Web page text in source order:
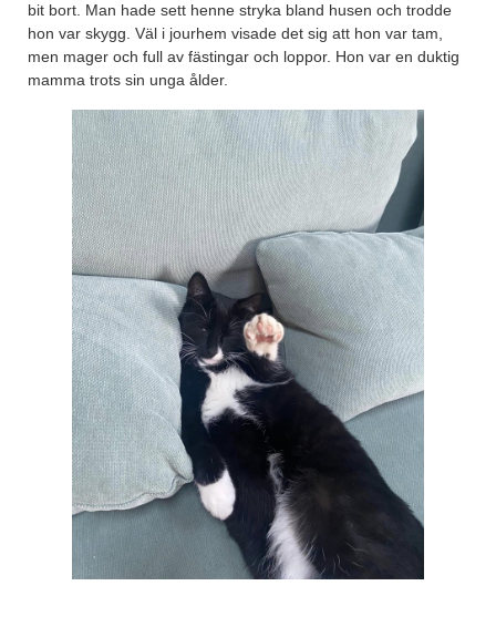
bit bort. Man hade sett henne stryka bland husen och trodde
hon var skygg. Väl i jourhem visade det sig att hon var tam,
men mager och full av fästingar och loppor. Hon var en duktig
mamma trots sin unga ålder.